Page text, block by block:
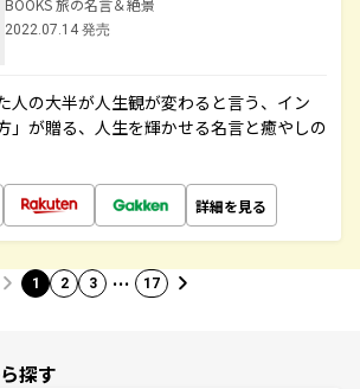
BOOKS 旅の名言＆絶景
2022.07.14 発売
人の大半が人生観が変わると言う、イン
」が贈る、人生を輝かせる名言と癒やしの
詳細を見る
1 2 3 … 17
探す